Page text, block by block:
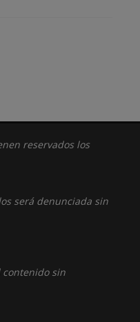
reservados los
será denunciada sin
sin